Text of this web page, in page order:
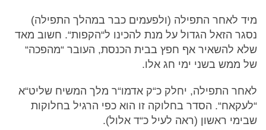
מיד לאחר התפילה (ולפעמים כבר במהלך התפילה)
נסגר הזאל הגדול על מנת להכינו ל“הקפות“. חשוב מאד
שלא להשאיר אף חפץ בבית הכנסת, העובר “מהפכה“
של ממש בשני ימי חג אלו.
לאחר התפילה, יחלק כ“ק אדמו“ר מלך המשיח שליט“א
“לעקאח“. הסדר בחלוקה זו הוא כפי הרגיל בחלוקות
שבימי ראשון (ראה לעיל כ“ד אלול).